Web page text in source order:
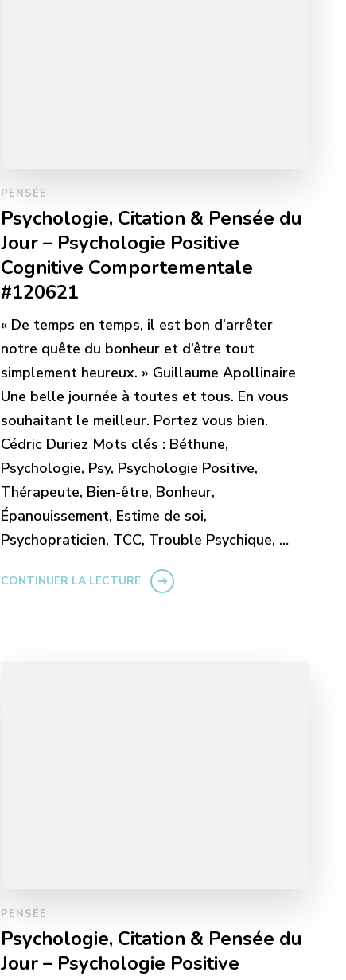
PENSÉE
Psychologie, Citation & Pensée du
Jour – Psychologie Positive
Cognitive Comportementale
#120621
« De temps en temps, il est bon d’arrêter
notre quête du bonheur et d’être tout
simplement heureux. » Guillaume Apollinaire
Une belle journée à toutes et tous. En vous
souhaitant le meilleur. Portez vous bien.
Cédric Duriez Mots clés : Béthune,
Psychologie, Psy, Psychologie Positive,
Thérapeute, Bien-être, Bonheur,
Épanouissement, Estime de soi,
Psychopraticien, TCC, Trouble Psychique, …
CONTINUER LA LECTURE
PENSÉE
Psychologie, Citation & Pensée du
Jour – Psychologie Positive